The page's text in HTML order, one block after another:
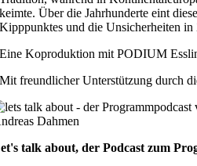
keimte. Über die Jahrhunderte eint
Kipppunktes und die Unsicherheiten in
Eine Koproduktion mitPODIUM
Mit freundlicher Unterstützung durch
talk about, der Podcast zum